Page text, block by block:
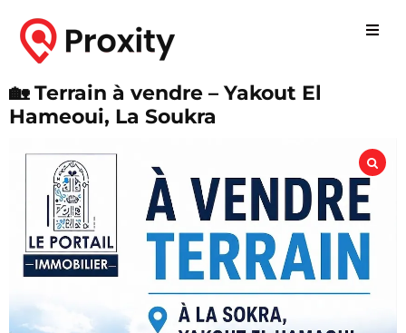
🏡 Terrain à vendre – Yakout El
Hameoui, La Soukra